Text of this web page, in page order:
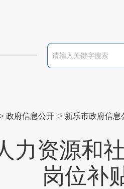
> 政府信息公开 > 新乐市政府信息
力资源和
岗位补